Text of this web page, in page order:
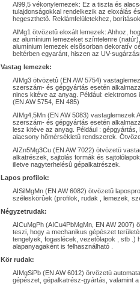
Al99,5 vékonylemezek: Ez a tiszta és
tulajdonságokkal rendelkezik az eloxálás
hegeszthetõ. Reklámfelületekhez,
AlMg1 ötvözetû eloxált lemezek: Ahhoz,
az alumínium lemezeket színtelenre
alumínium lemezek elsõsorban dekoratív
beltérben egyaránt, hiszen az UV-
Vastag lemezek:
AIMg3 ötvözetû (EN AW 5754)
szerszám- és gépgyártás esetén
nincs kitéve az anyag. Például:
(EN AW 5754, EN 485)
AIMg4,5Mn (EN AW 5083) vastaglemezek
szerszám- és gépgyártás esetén
lesz kitéve az anyag. Például :
alacsony hõmérsékletû rendszerek.
AIZn5Mg3Cu (EN AW 7022) ötvözetü
alkatrészek, sajtolás formák és
illetve nagyterhelésû gépalkatrészek.
Lapos profilok:
AISilMgMn (EN AW 6082) ötvözetû
széleskörûek (profilok, rudak , lemezek,
Négyzetrudak:
AICuMgPh (AICu4PbMgMn, EN AW
teszi, hogy a mechanikus gépészet
tengelyek, fogaslécek, vezetõlapok , stb .)
alapanyagaként is felhasználható .
Kör rudak:
AIMgSiPb (EN AW 6012) örvözetü
gépészet, gépalkatrész-gyártás, valamint